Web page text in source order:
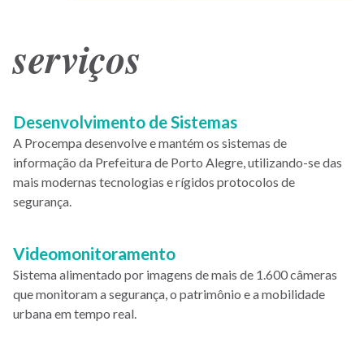
serviços
Desenvolvimento de Sistemas
A Procempa desenvolve e mantém os sistemas de
informação da Prefeitura de Porto Alegre, utilizando-se das
mais modernas tecnologias e rígidos protocolos de
segurança.
Videomonitoramento
Sistema alimentado por imagens de mais de 1.600 câmeras
que monitoram a segurança, o patrimônio e a mobilidade
urbana em tempo real.